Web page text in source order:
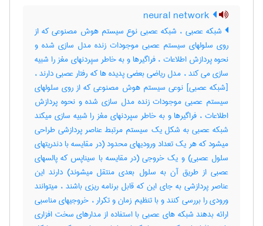
شبکه عصبی ، شبکه عصبی نوع سیستم هوش مصنوعی که از
روی سلولهای سیستم عصبی موجودات زنده مدل سازی شده و
نحوه پردازش اطلاعات ، فراگیرها و به خاطر سپردنهای مغز را شبیه
سازی می کند ، مدل ریاضی بعضی پدیده ها که رفتار عصبی دارند ،
[شبکه عصبی] نوعی سیستم هوش مصنوعی که از روی سلولهای
سیستم عصبی موجودات زنده مدل سازی شده و نحوه پردازش
اطلاعات ، فراگیرها و به خاطر سپردنهای مغز را شبیه سازی میکند
شبکه عصبی به شکل یک سیستم مرتبط عناصر پردازشی طراحی
میشود که هر یک تعداد ورودیهای محدود (در مقایسه با دندریتهای
سلول عصبی) و یک خروجی (در مقایسه با سیناپس که پالسهای
عصبی از طریق آن به سلول بعدی منتقل میشوند) دارند این
عناصر پردازشی به جای این که قابل برنامه ریزی باشند ، میتوانند
ورودی را بررسی کنند و با تنظیم زمان و تکرار ، خروجیهای مناسبی
ارائه بدهند شبکه های عصبی با استفاده از مدارهای سخت افزاری